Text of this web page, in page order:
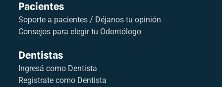
Pacientes
Soporte a pacientes / Déjanos tu opinión
Consejos para elegir tu Odontólogo
Dentistas
Ingresá como Dentista
Registrate como Dentista